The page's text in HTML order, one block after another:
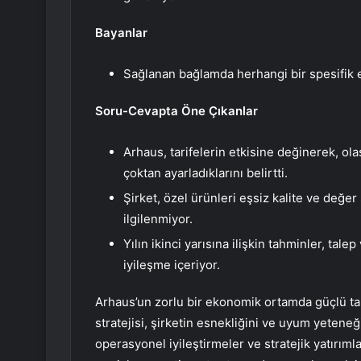
Bayanlar
Sağlanan bağlamda herhangi bir
Soru-Cevapta Öne Çıkanlar
Arhaus, tarifelerin etkisine değinerek,
çoktan ayarladıklarını belirtti.
Şirket, özel ürünleri eşsiz kalite ve değer
ilgilenmiyor.
Yılın ikinci yarısına ilişkin tahminler,
iyileşme içeriyor.
Arhaus’un zorlu bir ekonomik ortamda güçlü
stratejisi, şirketin esnekliğini ve uyum
operasyonel iyileştirmeler ve stratejik